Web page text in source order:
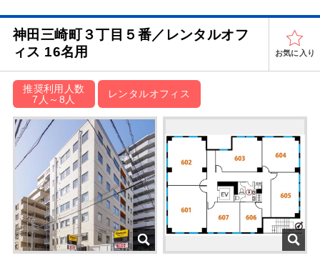
神田三崎町３丁目５番／レンタルオフ
ィス 16名用
お気に入り
推奨利用人数
7人～8人
レンタルオフィス